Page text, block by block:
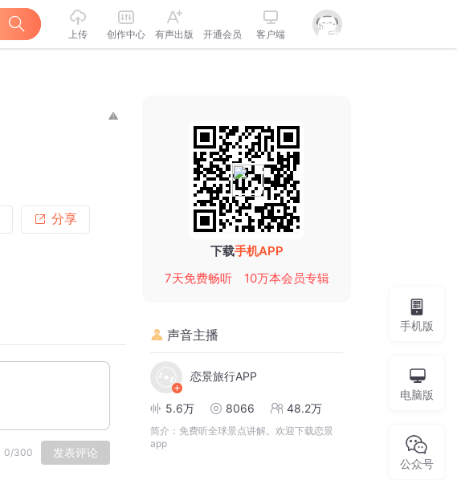
上传 创作中心 有声出版 开通会员 客户端
分享
0/300 发表评论
下载手机APP
7天免费畅听
10万本会员专辑
声音主播
恋景旅行APP
5.6万 8066 48.2万
简介： 免费听全球景点讲解。欢迎下载恋景
app
手机版
电脑版
公众号